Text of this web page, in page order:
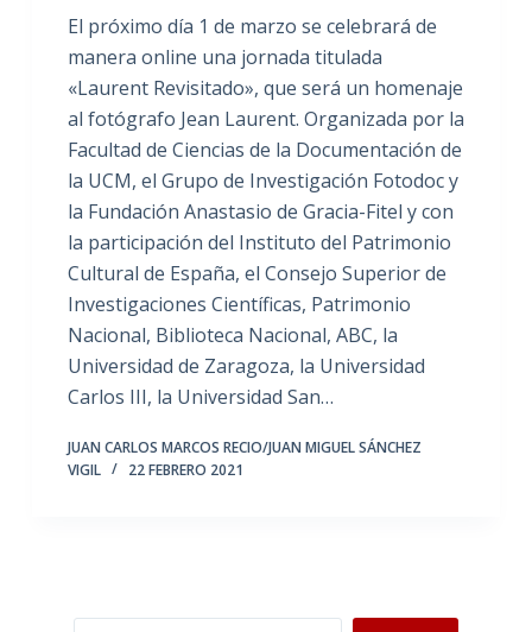
El próximo día 1 de marzo se celebrará de
manera online una jornada titulada
«Laurent Revisitado», que será un homenaje
al fotógrafo Jean Laurent. Organizada por la
Facultad de Ciencias de la Documentación de
la UCM, el Grupo de Investigación Fotodoc y
la Fundación Anastasio de Gracia-Fitel y con
la participación del Instituto del Patrimonio
Cultural de España, el Consejo Superior de
Investigaciones Científicas, Patrimonio
Nacional, Biblioteca Nacional, ABC, la
Universidad de Zaragoza, la Universidad
Carlos III, la Universidad San…
JUAN CARLOS MARCOS RECIO/JUAN MIGUEL SÁNCHEZ
VIGIL
22 FEBRERO 2021